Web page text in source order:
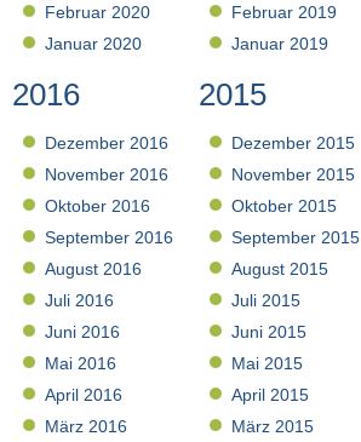
Februar 2020
Januar 2020
Februar 2019
Januar 2019
2016
Dezember 2016
November 2016
Oktober 2016
September 2016
August 2016
Juli 2016
Juni 2016
Mai 2016
April 2016
März 2016
2015
Dezember 2015
November 2015
Oktober 2015
September 2015
August 2015
Juli 2015
Juni 2015
Mai 2015
April 2015
März 2015